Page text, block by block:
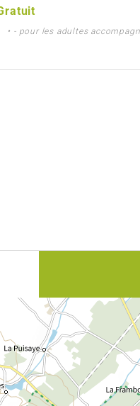
• - pour les adultes